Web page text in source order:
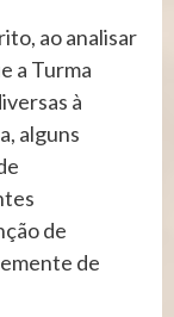
ao analisar
a Turma
à
alguns
de
de